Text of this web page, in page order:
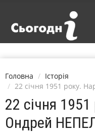
Головна
Історія
22 січня 1951 року.
22 січня
Ондрей